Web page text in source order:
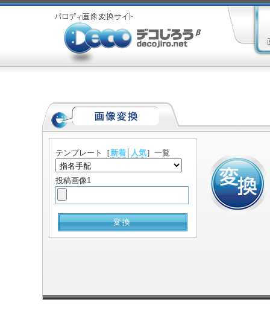
テンプレート ［新着 人気］一覧
投稿画像1